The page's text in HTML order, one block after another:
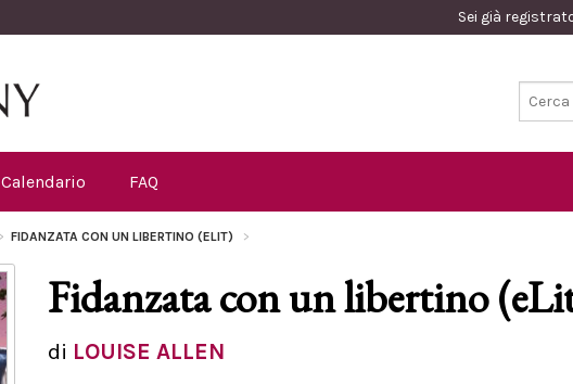
Sei già
Calendario FAQ
FIDANZATA CON UN LIBERTINO (ELIT)
Fidanzata con un libertino
di LOUISE ALLEN